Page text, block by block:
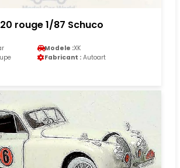
rouge 1/87 Schuco
Modele :XK
Fabricant : Autoart